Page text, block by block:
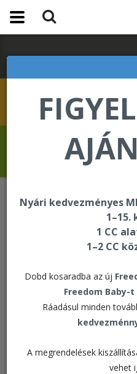
Nyári kedvezményes
1–15.
1 CC
1–2 CC
Dobd kosaradba az új
Freedom Baby-
Ráadásul minden
A megrendelések
vehet
Szabó Regina
Logic